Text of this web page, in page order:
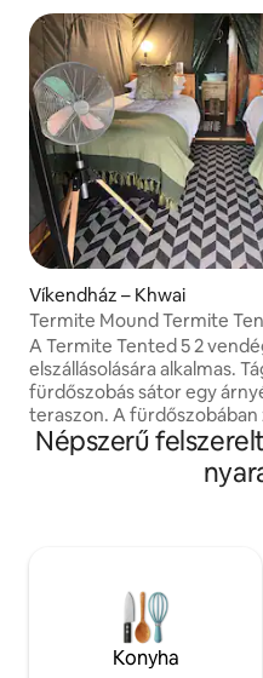
Víkendház – Khwai
Termite Mound Termite
A Termite Tented 5 2
elszállásolására alkalmas.
fürdőszobás sátor egy
teraszon. A fürdőszobában
vécé és mosdó található,
ágyneműt, törölközőket,
széfet az értékeid
kempingszékekkel és
Termite Tented 5 egyedül
2 vendég számára; a
szállással együtt 4 vendég
Népszerű
Konyha